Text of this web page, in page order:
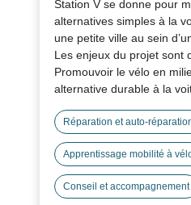
Station V se donne pour
alternatives simples à la
une petite ville au sein
Les enjeux du projet sont
Promouvoir le vélo en
alternative durable à la
Facilité l’accès aux
notamment les
de mobilité.
Mener des actions
sensibilisation, et
Réparation et auto-
Apprentissage mobilité à
Conseil et accompagnement